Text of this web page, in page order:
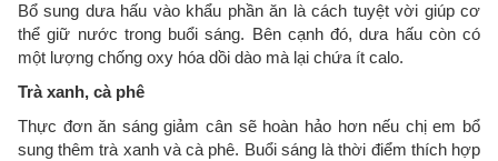
Bổ sung dưa hấu vào khẩu phần ăn là cách tuyệt vời giúp cơ
thể giữ nước trong buổi sáng. Bên cạnh đó, dưa hấu còn có
một lượng chống oxy hóa dồi dào mà lại chứa ít calo.
Trà xanh, cà phê
Thực đơn ăn sáng giảm cân sẽ hoàn hảo hơn nếu chị em bổ
sung thêm trà xanh và cà phê. Buổi sáng là thời điểm thích hợp